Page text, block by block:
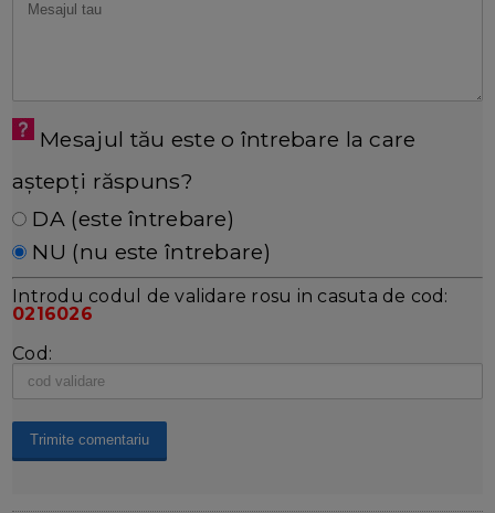
Mesajul tău este o întrebare la care
aștepți răspuns?
DA (este întrebare)
NU (nu este întrebare)
Introdu codul de validare rosu in casuta de cod:
0216026
Cod: